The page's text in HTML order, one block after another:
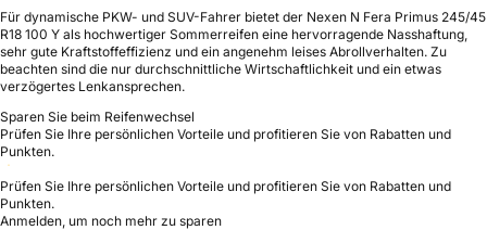
Für dynamische PKW- und SUV-Fahrer bietet der Nexen N Fera Primus 245/45
R18 100 Y als hochwertiger Sommerreifen eine hervorragende Nasshaftung,
sehr gute Kraftstoffeffizienz und ein angenehm leises Abrollverhalten. Zu
beachten sind die nur durchschnittliche Wirtschaftlichkeit und ein etwas
verzögertes Lenkansprechen.
Sparen Sie beim Reifenwechsel
Prüfen Sie Ihre persönlichen Vorteile und profitieren Sie von Rabatten und
Punkten.
Prüfen Sie Ihre persönlichen Vorteile und profitieren Sie von Rabatten und
Punkten.
Anmelden, um noch mehr zu sparen